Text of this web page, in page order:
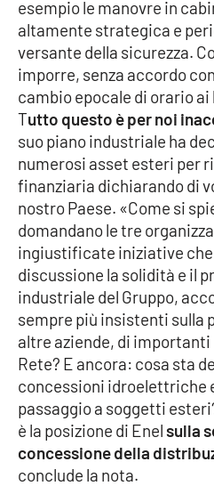
Reggio Calabria
Cosenza
Lamezia Terme
PROGETTI
SPECIALI
Buona Sanità Calabria
LA
CALABRIAVISIONE
Destinazioni
Eventi
Food
Storie
esempio le manovre in
altamente strategica e
versante della sicurezza.
imporre, senza accordo
cambio epocale di orario
Tutto questo è per noi
suo piano industriale ha
numerosi asset esteri per
finanziaria dichiarando di
nostro Paese. «Come si
domandano le tre
ingiustificate iniziative
discussione la solidità e il
industriale del Gruppo,
sempre più insistenti sulla
altre aziende, di
Rete? E ancora: cosa sta
concessioni idroelettriche
passaggio a soggetti
è la posizione di Enelsulla
concessione della
conclude la nota.